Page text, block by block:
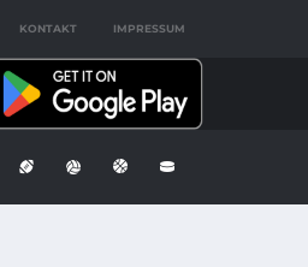
KONTAKT IMPRESSUM